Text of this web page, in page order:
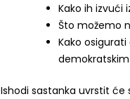
Kako ih izvući
Što možemo
Kako
Ishodi sastanka uvrstit će